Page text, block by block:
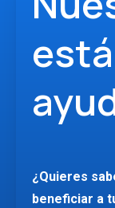
¿Quieres
beneficiar a